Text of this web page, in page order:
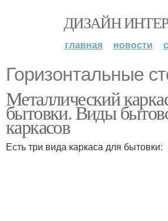
ДИЗАЙН
главная новости
Горизонтальные
Металлический
бытовки. Виды
каркасов
Есть три вида каркаса для бытовки: